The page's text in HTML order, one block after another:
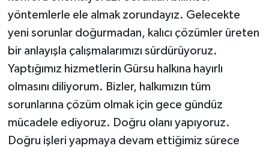
yöntemlerle ele almak zorundayız. Gelecekte
yeni sorunlar doğurmadan, kalıcı çözümler üreten
bir anlayışla çalışmalarımızı sürdürüyoruz.
Yaptığımız hizmetlerin Gürsu halkına hayırlı
olmasını diliyorum. Bizler, halkımızın tüm
sorunlarına çözüm olmak için gece gündüz
mücadele ediyoruz. Doğru olanı yapıyoruz.
Doğru işleri yapmaya devam ettiğimiz sürece